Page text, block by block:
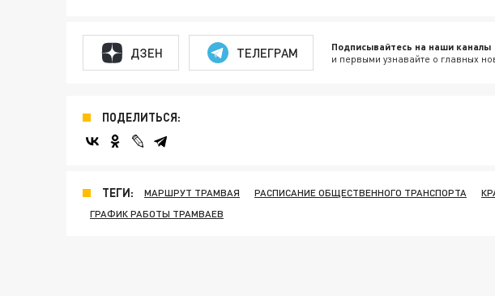
ДЗЕН ТЕЛЕГРАМ Подписывайтесь на наши каналы
и первыми узнавайте о главных
ПОДЕЛИТЬСЯ:
ТЕГИ: МАРШРУТ ТРАМВАЯ РАСПИСАНИЕ ОБЩЕСТВЕННОГО ТРАНСПОРТА
ГРАФИК РАБОТЫ ТРАМВАЕВ